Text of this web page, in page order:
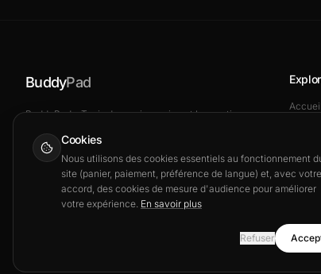
BuddyPad
BuddyPad – Tapis de souris gaming et bureautique
setup.
Accueil
Cookies
Nous utilisons des cookies essentiels au fonctionnement
site (panier, paiement, préférence de langue) et, avec votre
accord, des cookies de mesure d'audience pour améliorer
votre expérience. En savoir plus
Refuser